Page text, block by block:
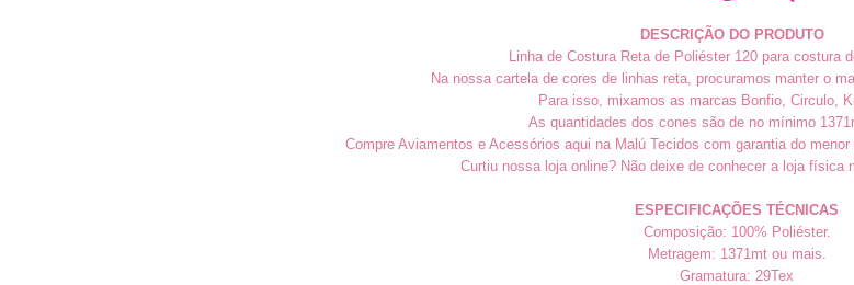
DESCRIÇÃO DO PRODUTO
Linha de Costura Reta de Poliéster 120 para costura
Na nossa cartela de cores de linhas reta, procuramos manter o
Para isso, mixamos as marcas Bonfio, Circulo,
As quantidades dos cones são de no mínimo
Compre Aviamentos e Acessórios aqui na Malú Tecidos com garantia do
Curtiu nossa loja online? Não deixe de conhecer a loja física
ESPECIFICAÇÕES TÉCNICAS
Composição: 100% Poliéster.
Metragem: 1371mt ou mais.
Gramatura: 29Tex